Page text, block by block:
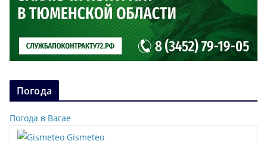
Погода
Погода в Вагае
Gismeteo